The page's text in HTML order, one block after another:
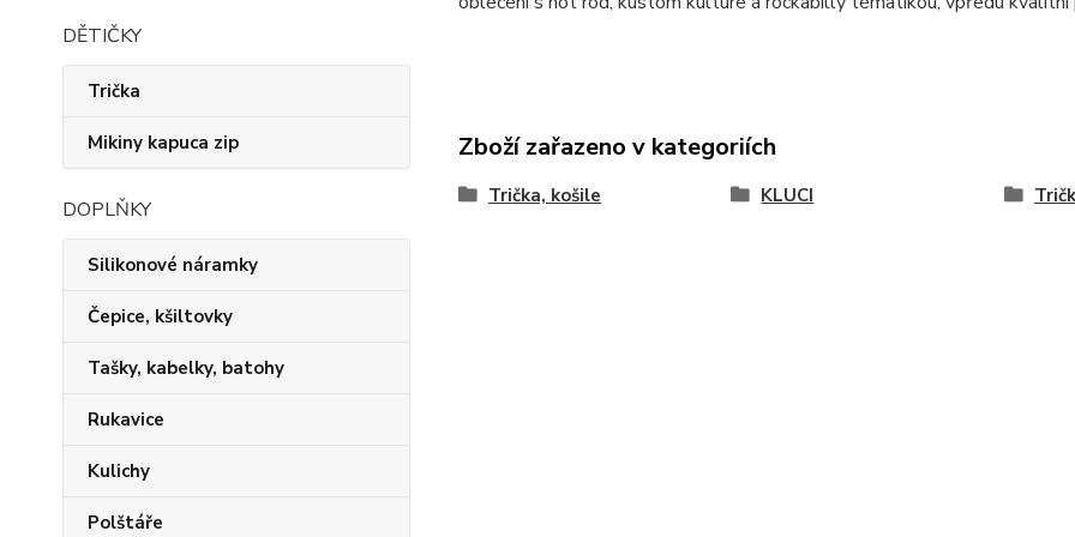
DĚTIČKY
Trička
Mikiny kapuca zip
DOPLŇKY
Silikonové náramky
Čepice, kšiltovky
Tašky, kabelky, batohy
Rukavice
Kulichy
Polštáře
Zboží zařazeno v kategoriích
Trička, košile KLUCI